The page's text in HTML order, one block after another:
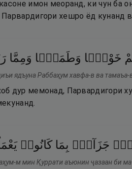
имон меоранд, ки чун ба
хешро ёд кунанд
خَوْفًۭا وَطَمَعًۭا وَمِمَّا
ядъуна Раббаҳум хавфа-в ва
дур мемонад, Парвардигори
جَزَآءًۢ بِمَا كَانُوا۟
м мин Қуррати аъюнин ҷазаан би ма